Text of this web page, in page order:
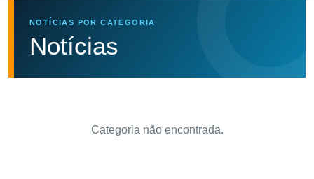
NOTÍCIAS POR CATEGORIA
Notícias
Categoria não encontrada.